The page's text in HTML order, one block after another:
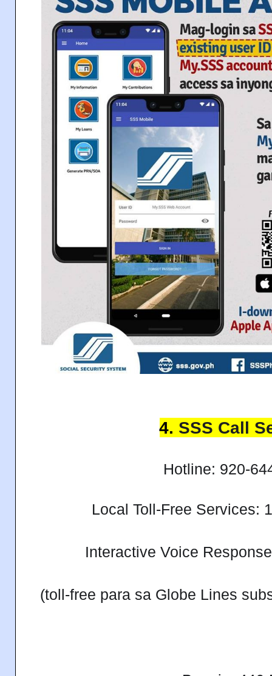
4. SSS Call
Hotline: 920-
Local Toll-Free Services:
Interactive Voice
(toll-free para sa Globe Lines